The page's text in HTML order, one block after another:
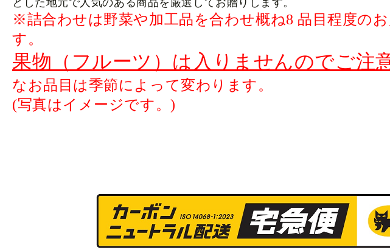
とした地元で人気のある商品を厳選してお贈りします。
※詰合わせは野菜や加工品を合わせ概ね8 品目程度の
す。
果物（フルーツ）は入りませんのでご注
なお品目は季節によって変わります。
(写真はイメージです。)